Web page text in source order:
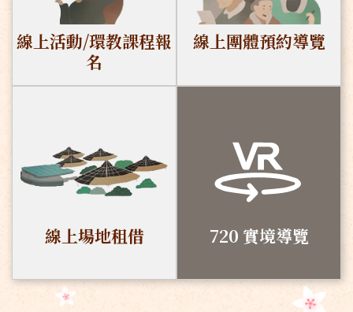
線上活動/環教課程報
名
線上團體預約導覽
線上場地租借 720 實境導覽